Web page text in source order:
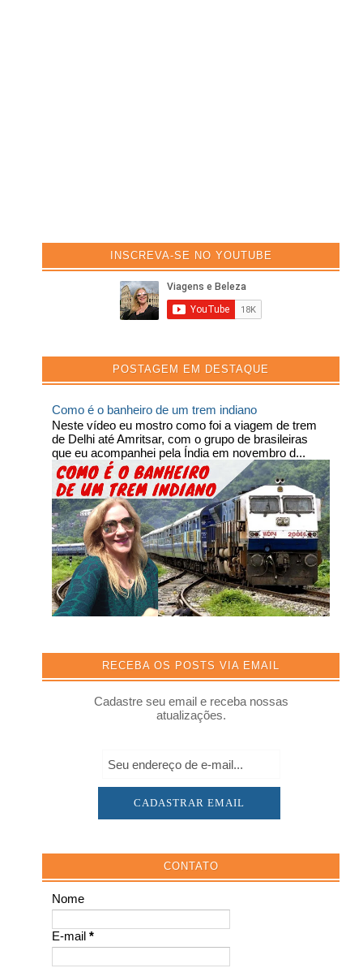
INSCREVA-SE NO YOUTUBE
POSTAGEM EM DESTAQUE
Como é o banheiro de um trem indiano
Neste vídeo eu mostro como foi a viagem de trem
de Delhi até Amritsar, com o grupo de brasileiras
que eu acompanhei pela Índia em novembro d...
RECEBA OS POSTS VIA EMAIL
Cadastre seu email e receba nossas
atualizações.
CONTATO
Nome
E-mail*